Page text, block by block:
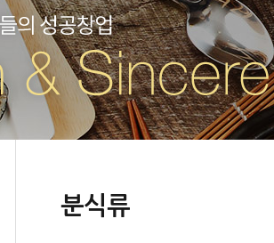
분식류